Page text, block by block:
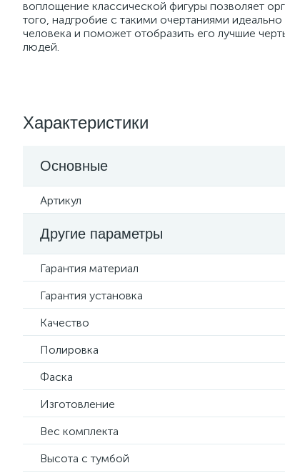
воплощение классической фигуры позволяет
того, надгробие с такими очертаниями
человека и поможет отобразить его лучшие
людей.
Характеристики
Основные
Артикул
Другие параметры
Гарантия материал
Гарантия установка
Качество
Полировка
Фаска
Изготовление
Вес комплекта
Высота с тумбой